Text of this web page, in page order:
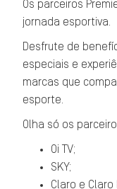
Os parceiros
jornada esportiva.
Desfrute de
especiais e
marcas que
esporte.
Olha só os
Oi TV;
SKY;
Claro e Claro